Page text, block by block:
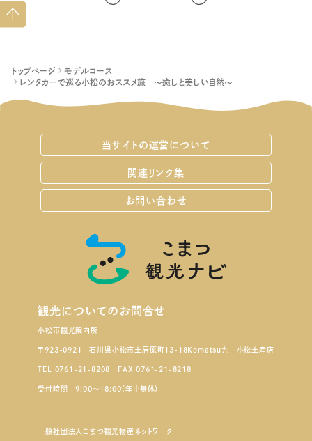
トップページ
モデルコース
レンタカーで巡る小松のおススメ旅 ～癒しと美しい自然～
ペー
ジト
ップ
当サイトの運営について
関連リンク集
お問い合わせ
観光についてのお問合せ
小松市観光案内所
〒923-0921 石川県小松市土居原町13-18Komatsu九 小松土産店
TEL 0761-21-8208 FAX 0761-21-8218
受付時間 9:00～18:00（年中無休）
一般社団法人こまつ観光物産ネットワーク